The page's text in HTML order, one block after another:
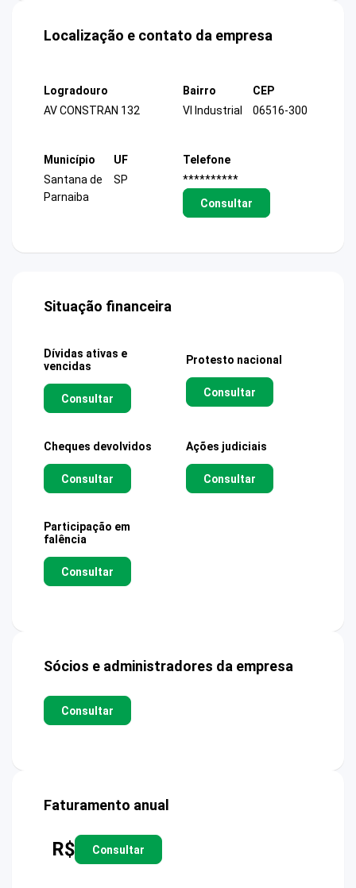
Localização e contato da empresa
Logradouro
AV CONSTRAN 132
Bairro
Vl Industrial
CEP
06516-300
Município
Santana de
Parnaiba
UF
SP
Telefone
**********
Consultar
Situação financeira
Dívidas ativas e
vencidas
Consultar
Protesto nacional
Consultar
Cheques devolvidos
Consultar
Ações judiciais
Consultar
Participação em
falência
Consultar
Sócios e administradores da empresa
Consultar
Faturamento anual
R$ Consultar